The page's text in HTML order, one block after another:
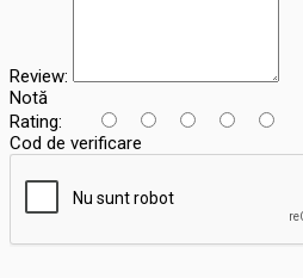
Review:
Notă
Rating:
Cod de verificare